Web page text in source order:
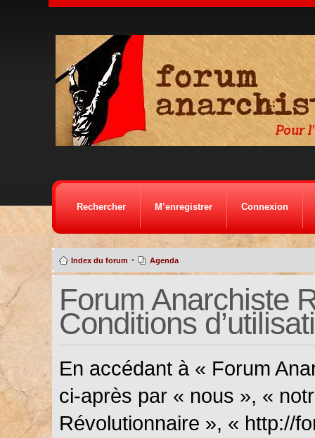
Rechercher M’enregistrer Connexion
Index du forum • Agenda
Forum Anarchiste
Conditions
En accédant à « Forum
ci-après par « nous », «
Révolutionnaire », « http://